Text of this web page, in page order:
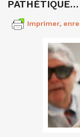
PATHÉTIQUE…
Imprimer,